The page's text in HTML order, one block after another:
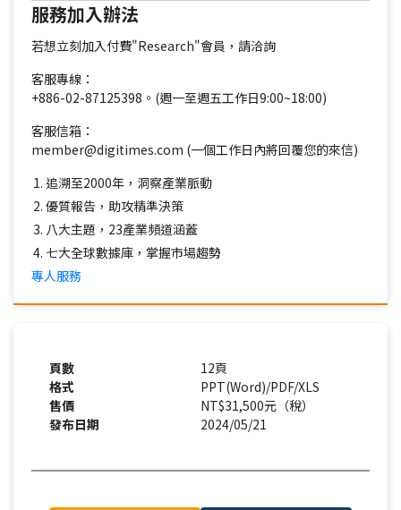
服務加入辦法
若想立刻加入付費"Research"會員，請洽詢
客服專線：
+886-02-87125398。(週一至週五工作日9:00~18:00)
客服信箱：
member@digitimes.com (一個工作日內將回覆您的來信)
追溯至2000年，洞察產業脈動
優質報告，助攻精準決策
八大主題，23產業頻道涵蓋
七大全球數據庫，掌握市場趨勢
專人服務
頁數
12頁
格式
PPT(Word)/PDF/XLS
售價
NT$31,500元（稅）
發布日期
2024/05/21